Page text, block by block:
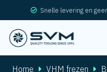
Snelle levering en
Home VHM frezen